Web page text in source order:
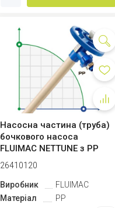
Насосна частина (труба)
бочкового насоса
FLUIMAC NETTUNE з PP
(вал AISI 316),...
26410120
Виробник
FLUIMAC
Матеріал
PP